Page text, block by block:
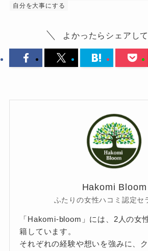
自分を大事にする
よかったらシェアして
Hakomi Bloom
ふたりの女性ハコミ認定セ
「Hakomi-bloom」には、2人の女
籍しています。
それぞれの経験や想いを強みに、